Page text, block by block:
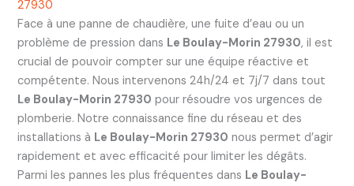
27930
Face à une panne de chaudière, une fuite d’eau ou un
problème de pression dans Le Boulay-Morin 27930, il est
crucial de pouvoir compter sur une équipe réactive et
compétente. Nous intervenons 24h/24 et 7j/7 dans tout
Le Boulay-Morin 27930 pour résoudre vos urgences de
plomberie. Notre connaissance fine du réseau et des
installations à Le Boulay-Morin 27930 nous permet d’agir
rapidement et avec efficacité pour limiter les dégâts.
Parmi les pannes les plus fréquentes dans Le Boulay-